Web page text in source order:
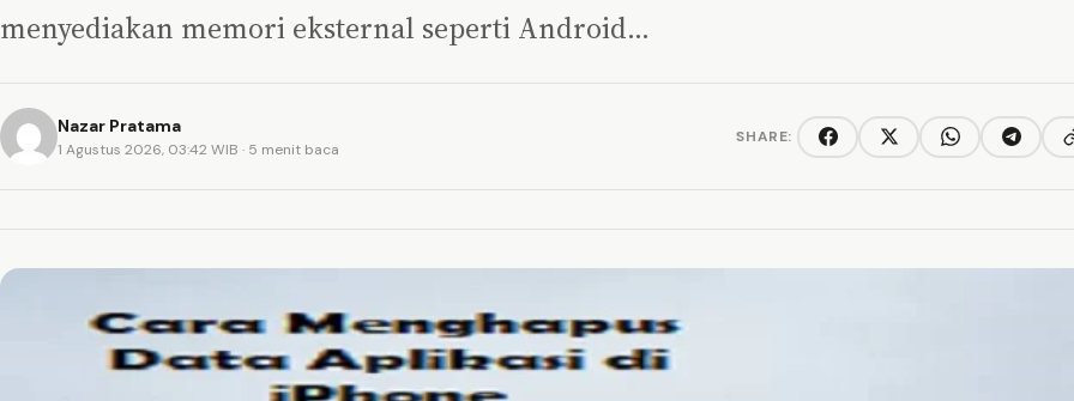
menyediakan memori eksternal seperti Android…
Nazar Pratama
1 Agustus 2026, 03:42 WIB · 5 menit baca
SHARE: FacebookTwitter/XWhatsAppTelegram